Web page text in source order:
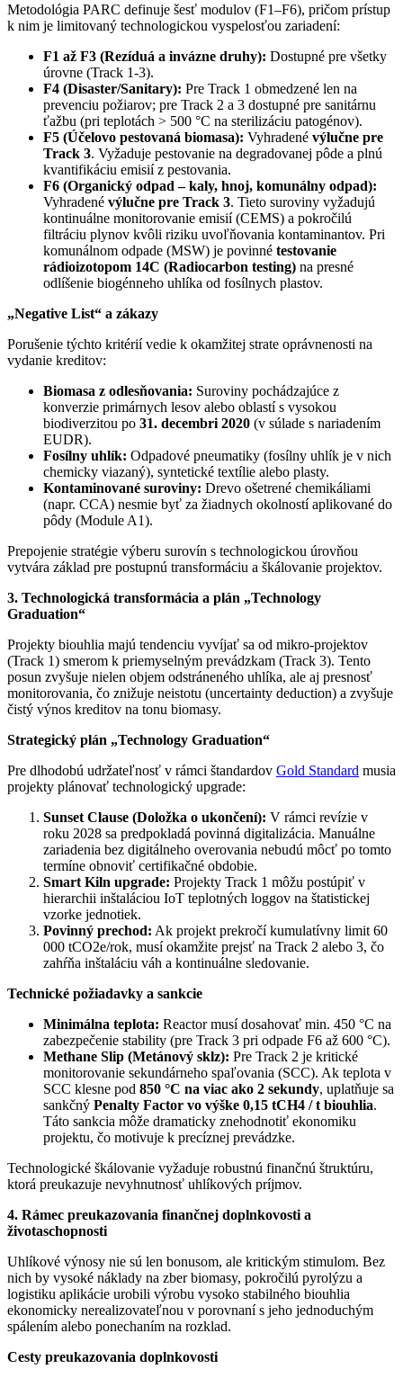
Metodológia PARC definuje šesť modulov (F1–F6), pričom prístup
k nim je limitovaný technologickou vyspelosťou zariadení:
F1 až F3 (Rezíduá a invázne druhy): Dostupné pre všetky
úrovne (Track 1-3).
F4 (Disaster/Sanitary): Pre Track 1 obmedzené len na
prevenciu požiarov; pre Track 2 a 3 dostupné pre sanitárnu
ťažbu (pri teplotách > 500 °C na sterilizáciu patogénov).
F5 (Účelovo pestovaná biomasa): Vyhradené výlučne pre
Track 3. Vyžaduje pestovanie na degradovanej pôde a plnú
kvantifikáciu emisií z pestovania.
F6 (Organický odpad – kaly, hnoj, komunálny odpad):
Vyhradené výlučne pre Track 3. Tieto suroviny vyžadujú
kontinuálne monitorovanie emisií (CEMS) a pokročilú
filtráciu plynov kvôli riziku uvoľňovania kontaminantov. Pri
komunálnom odpade (MSW) je povinné testovanie
rádioizotopom 14C (Radiocarbon testing) na presné
odlíšenie biogénneho uhlíka od fosílnych plastov.
„Negative List“ a zákazy
Porušenie týchto kritérií vedie k okamžitej strate oprávnenosti na
vydanie kreditov:
Biomasa z odlesňovania: Suroviny pochádzajúce z
konverzie primárnych lesov alebo oblastí s vysokou
biodiverzitou po 31. decembri 2020 (v súlade s nariadením
EUDR).
Fosílny uhlík: Odpadové pneumatiky (fosílny uhlík je v nich
chemicky viazaný), syntetické textílie alebo plasty.
Kontaminované suroviny: Drevo ošetrené chemikáliami
(napr. CCA) nesmie byť za žiadnych okolností aplikované do
pôdy (Module A1).
Prepojenie stratégie výberu surovín s technologickou úrovňou
vytvára základ pre postupnú transformáciu a škálovanie projektov.
3. Technologická transformácia a plán „Technology
Graduation“
Projekty biouhlia majú tendenciu vyvíjať sa od mikro-projektov
(Track 1) smerom k priemyselným prevádzkam (Track 3). Tento
posun zvyšuje nielen objem odstráneného uhlíka, ale aj presnosť
monitorovania, čo znižuje neistotu (uncertainty deduction) a zvyšuje
čistý výnos kreditov na tonu biomasy.
Strategický plán „Technology Graduation“
Pre dlhodobú udržateľnosť v rámci štandardov Gold Standard musia
projekty plánovať technologický upgrade:
Sunset Clause (Doložka o ukončení): V rámci revízie v
roku 2028 sa predpokladá povinná digitalizácia. Manuálne
zariadenia bez digitálneho overovania nebudú môcť po tomto
termíne obnoviť certifikačné obdobie.
Smart Kiln upgrade: Projekty Track 1 môžu postúpiť v
hierarchii inštaláciou IoT teplotných loggov na štatistickej
vzorke jednotiek.
Povinný prechod: Ak projekt prekročí kumulatívny limit 60
000 tCO2e/rok, musí okamžite prejsť na Track 2 alebo 3, čo
zahŕňa inštaláciu váh a kontinuálne sledovanie.
Technické požiadavky a sankcie
Minimálna teplota: Reactor musí dosahovať min. 450 °C na
zabezpečenie stability (pre Track 3 pri odpade F6 až 600 °C).
Methane Slip (Metánový sklz): Pre Track 2 je kritické
monitorovanie sekundárneho spaľovania (SCC). Ak teplota v
SCC klesne pod 850 °C na viac ako 2 sekundy, uplatňuje sa
sankčný Penalty Factor vo výške 0,15 tCH4 / t biouhlia.
Táto sankcia môže dramaticky znehodnotiť ekonomiku
projektu, čo motivuje k precíznej prevádzke.
Technologické škálovanie vyžaduje robustnú finančnú štruktúru,
ktorá preukazuje nevyhnutnosť uhlíkových príjmov.
4. Rámec preukazovania finančnej doplnkovosti a
životaschopnosti
Uhlíkové výnosy nie sú len bonusom, ale kritickým stimulom. Bez
nich by vysoké náklady na zber biomasy, pokročilú pyrolýzu a
logistiku aplikácie urobili výrobu vysoko stabilného biouhlia
ekonomicky nerealizovateľnou v porovnaní s jeho jednoduchým
spálením alebo ponechaním na rozklad.
Cesty preukazovania doplnkovosti